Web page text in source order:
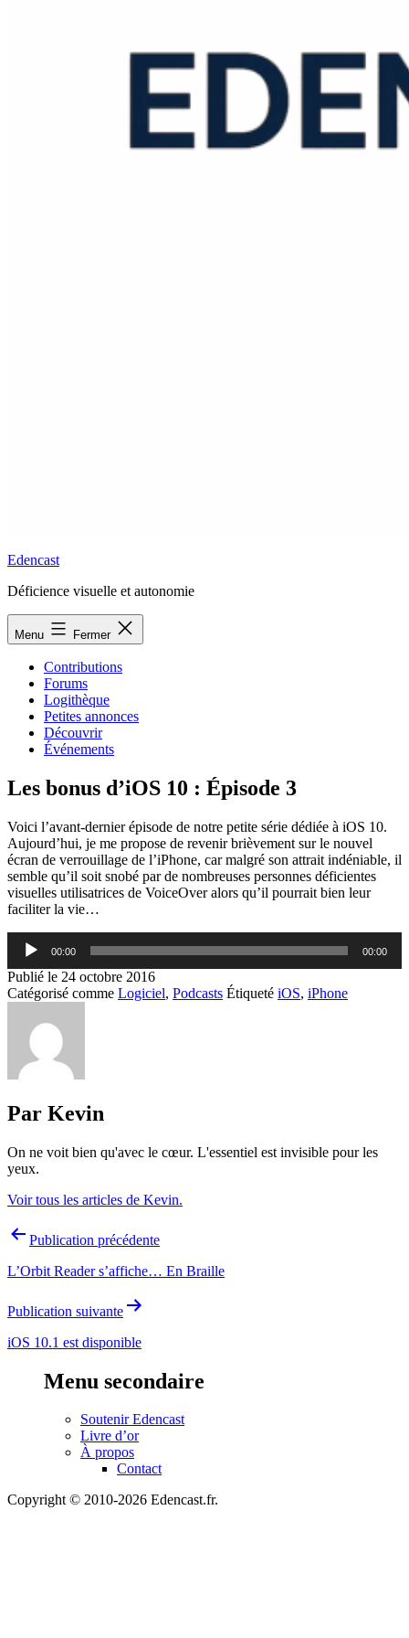
Edencast
Déficience visuelle et autonomie
Menu Fermer
Contributions
Forums
Logithèque
Petites annonces
Découvrir
Événements
Les bonus d’iOS 10 : Épisode 3
Voici l’avant-dernier épisode de notre petite série dédiée à iOS 10.
Aujourd’hui, je me propose de revenir brièvement sur le nouvel
écran de verrouillage de l’iPhone, car malgré son attrait indéniable, il
semble qu’il soit snobé par de nombreuses personnes déficientes
visuelles utilisatrices de VoiceOver alors qu’il pourrait bien leur
faciliter la vie…
Lecteur
audio
00:00 00:00
Publié le 24 octobre 2016
Catégorisé comme Logiciel, Podcasts Étiqueté iOS, iPhone
Par Kevin
On ne voit bien qu'avec le cœur. L'essentiel est invisible pour les
yeux.
Voir tous les articles de Kevin.
Navigation
l’article
Publication précédente
L’Orbit Reader s’affiche… En Braille
Publication suivante
iOS 10.1 est disponible
Menu secondaire
Soutenir Edencast
Livre d’or
À propos
Contact
Copyright © 2010-2026 Edencast.fr.